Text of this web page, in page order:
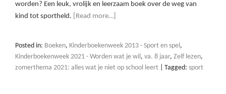
worden? Een leuk, vrolijk en leerzaam boek over de weg van
kind tot sportheld.
[Read more…]
Posted in: Boeken, Kinderboekenweek 2013 - Sport en spel,
Kinderboekenweek 2021 - Worden wat je wil, va. 8 jaar, Zelf lezen,
zomerthema 2021: alles wat je niet op school leert
Tagged: sport